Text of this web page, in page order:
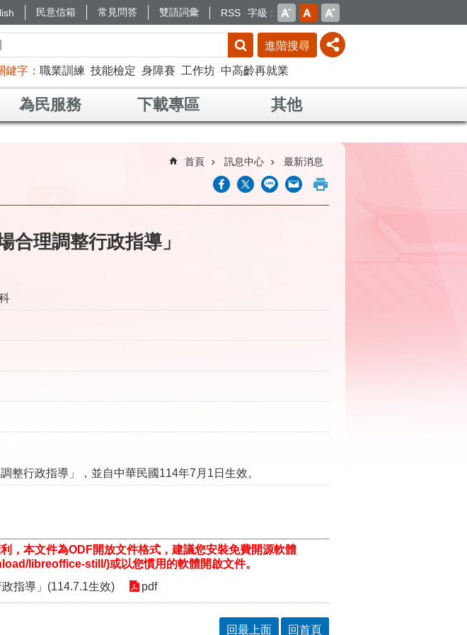
民意信箱 常見問答 雙語詞彙 RSS 字級
進階搜尋
鍵字 職業訓練 技能檢定 身障賽 工作坊 中高齡再就業
為民服務 下載專區 其他
首頁 訊息中心 最新消息
合理調整行政指導」
整行政指導」，並自中華民國114年7月1日生效。
，本文件為ODF開放文件格式，建議您安裝免費開源軟體
libreoffice-still/)或以您慣用的軟體開啟文件。
指導」(114.7.1生效)
pdf
回最上面 回首頁